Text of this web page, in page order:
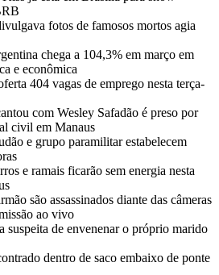
fotos de famosos mortos agia
chega a 104,3% em março em
e econômica
404 vagas de emprego nesta terça-
com Wesley Safadão é preso por
civil em Manaus
e grupo paramilitar estabelecem
e ramais ficarão sem energia nesta
são assassinados diante das câmeras
ao vivo
suspeita de envenenar o próprio marido
dentro de saco embaixo de ponte